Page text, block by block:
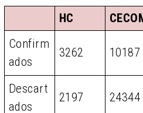
HC
Confirm
ados
3262 10187
Descart
ados
2197 24344